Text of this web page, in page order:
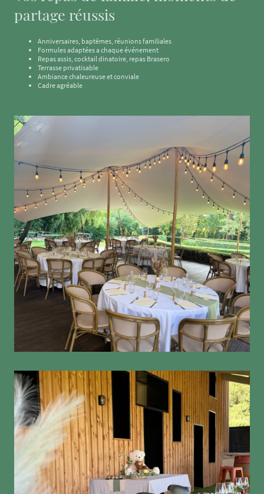
partage réussis
Anniversaires, baptêmes, réunions familiales
Formules adaptées a chaque événement
Repas assis, cocktail dinatoire, repas Brasero
Terrasse privatisable
Ambiance chaleureuse et conviale
Cadre agréable